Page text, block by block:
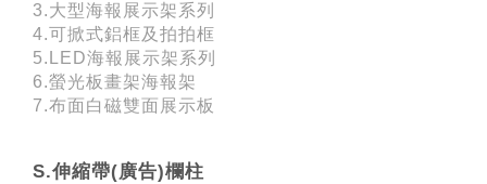
3.大型海報展示架系列
4.可掀式鋁框及拍拍框
5.LED海報展示架系列
6.螢光板畫架海報架
7.布面白磁雙面展示板
S.伸縮帶(廣告)欄柱